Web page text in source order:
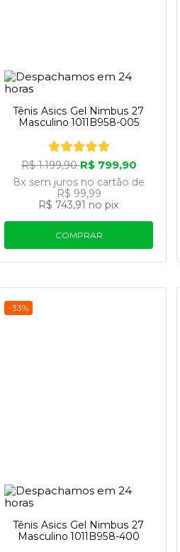
Tênis Asics Gel Nimbus 27
Masculino 1011B958-005
R$ 1.199,90R$ 799,90
8x sem juros no cartão de
R$ 99,99
R$ 743,91 no pix
COMPRAR
-33%
Tênis Asics Gel Nimbus 27
Masculino 1011B958-400